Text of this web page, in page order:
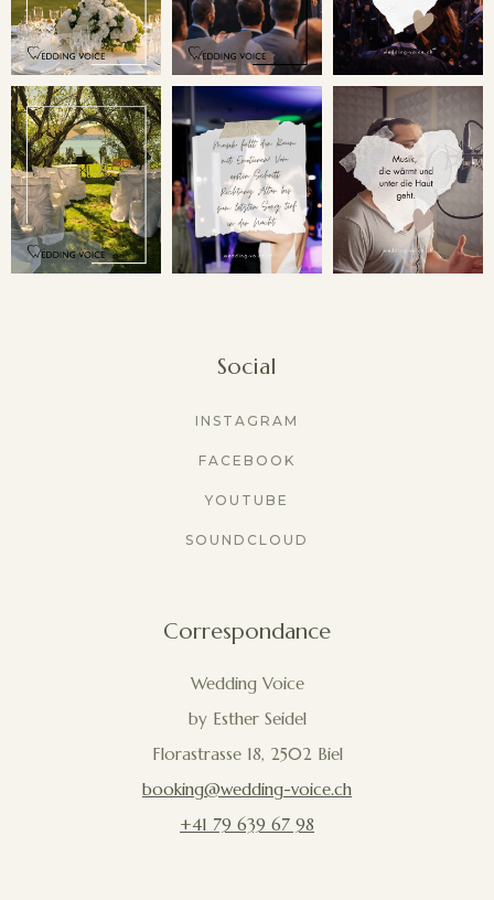
Social
INSTAGRAM
FACEBOOK
YOUTUBE
SOUNDCLOUD
Correspondance
Wedding Voice
by Esther Seidel
Florastrasse 18, 2502 Biel
booking@wedding-voice.ch
+41 79 639 67 98